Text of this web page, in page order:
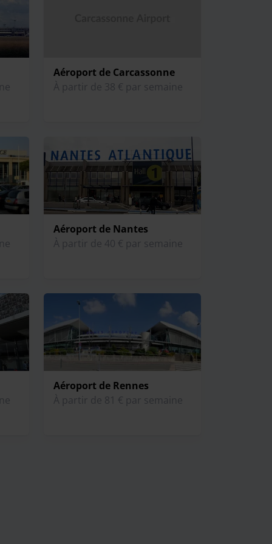
Aéroport de Carcassonne
À partir de 38 € par semaine
Aéroport de Nantes
À partir de 40 € par semaine
Aéroport de Rennes
À partir de 81 € par semaine